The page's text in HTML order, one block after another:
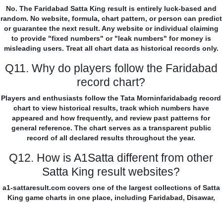
No. The Faridabad Satta King result is entirely luck-based and
random. No website, formula, chart pattern, or person can predict
or guarantee the next result. Any website or individual claiming
to provide "fixed numbers" or "leak numbers" for money is
misleading users. Treat all chart data as historical records only.
Q11. Why do players follow the Faridabad
record chart?
Players and enthusiasts follow the Tata Morninfaridabadg record
chart to view historical results, track which numbers have
appeared and how frequently, and review past patterns for
general reference. The chart serves as a transparent public
record of all declared results throughout the year.
Q12. How is A1Satta different from other
Satta King result websites?
a1-sattaresult.com covers one of the largest collections of Satta
King game charts in one place, including Faridabad, Disawar,